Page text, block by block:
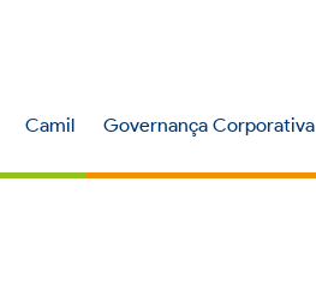
Camil Governança Corporativa